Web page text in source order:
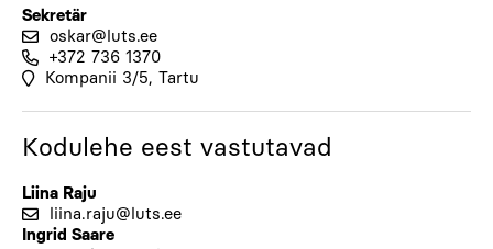
Sekretär
oskar@luts.ee
+372 736 1370
Kompanii 3/5, Tartu
Kodulehe eest vastutavad
Liina Raju
liina.raju@luts.ee
Ingrid Saare